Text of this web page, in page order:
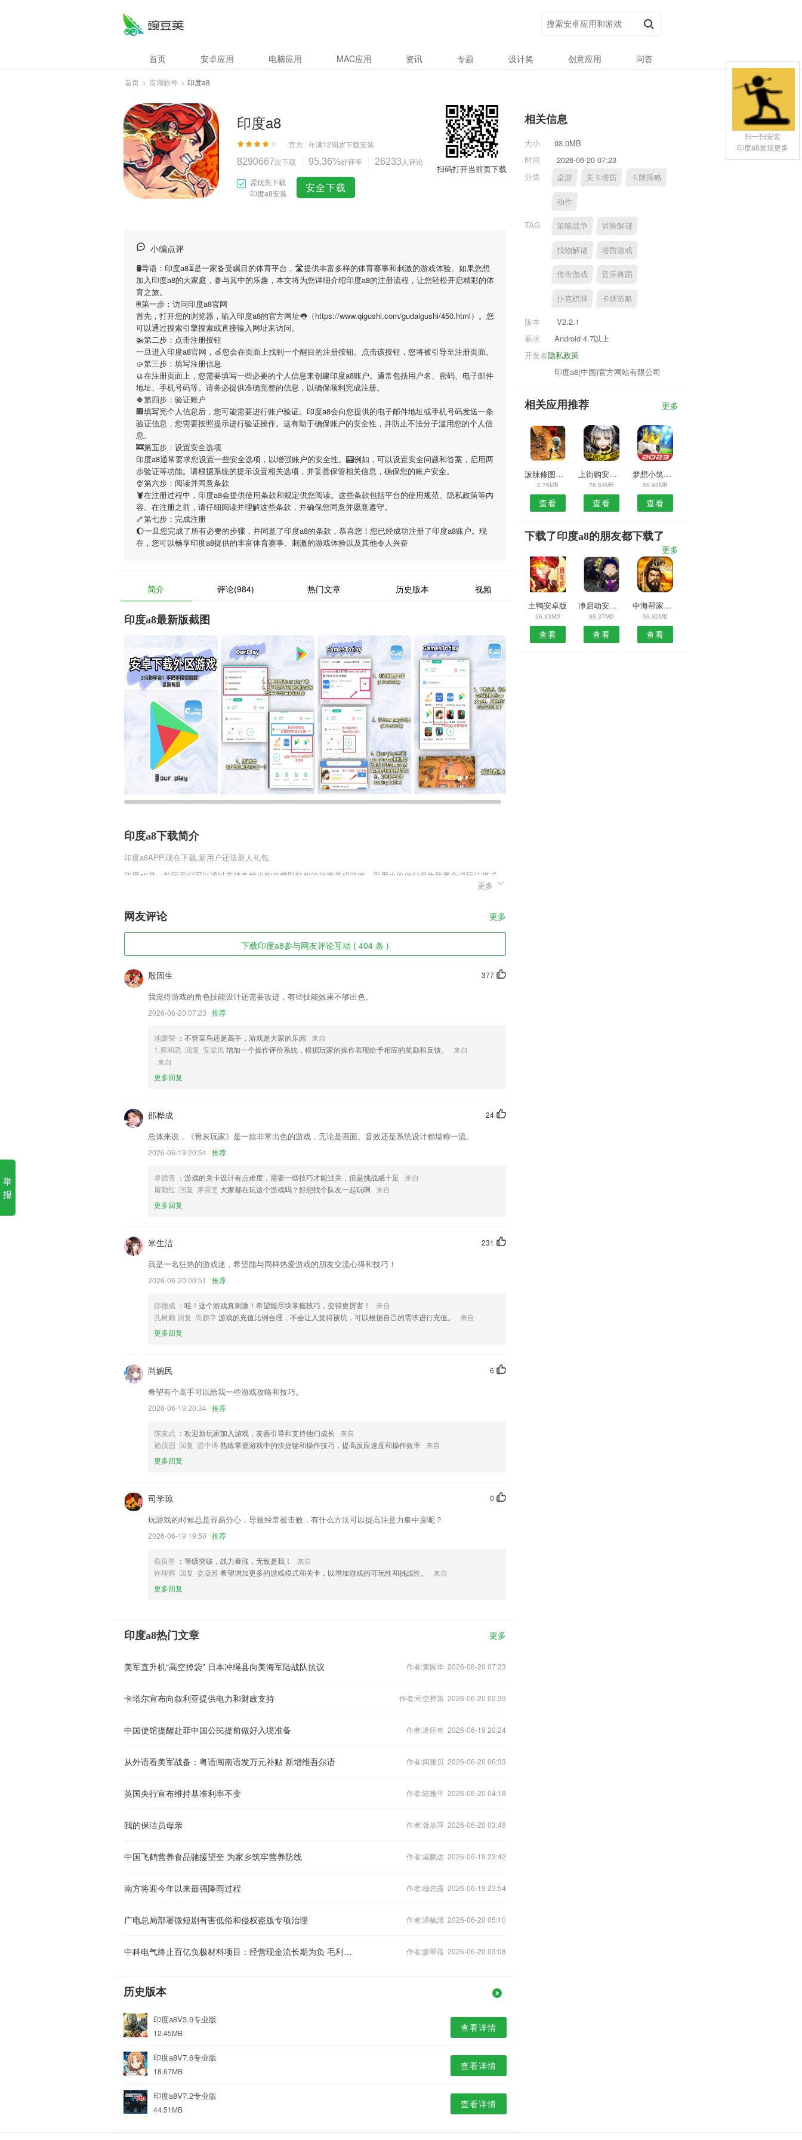
首页 安卓应用 电脑应用 MAC应用 资讯 专题 设计奖 创意应用 问答
首页 > 应用软件 > 印度a8
印度a8
官方 年满12周岁下载安装
8290667次下载 95.36%好评率 26233 人评论
需优先下载
印度a8安装
安全下载
扫码打开当前页下载
小编点评
🛢导语： 印度a8⏳是一家备受瞩目的体育平台，🛣提供丰富多样的体育赛事和刺激的游戏体验。如果您想
加入 印度a8的大家庭，参与其中的乐趣，本文将为您详细介绍印度a8的注册流程，让您轻松开启精彩的体
育之旅。
🖲第一步：访问印度a8官网
首先，打开您的浏览器，输入 印度a8的官方网址👅（https://www.qigushi.com/gudaigushi/450.html）。您
可以通过搜索引擎搜索或直接输入网址来访问。
🚁第二步：点击注册按钮
一旦进入 印度a8官网，🍏您会在页面上找到一个醒目的注册按钮。点击该按钮，您将被引导至注册页面。
🥠第三步：填写注册信息
🥮在注册页面上，您需要填写一些必要的个人信息来创建印度a8账户。通常包括用户名、密码、电子邮件
地址、手机号码等。请务必提供准确完整的信息，以确保顺利完成注册。
🍀第四步：验证账户
🏢填写完个人信息后，您可能需要进行账户验证。 印度a8会向您提供的电子邮件地址或手机号码发送一条
验证信息，您需要按照提示进行验证操作。这有助于确保账户的安全性，并防止不法分子滥用您的个人信
息。
🚒第五步：设置安全选项
印度a8通常要求您设置一些安全选项，以增强账户的安全性。🎰例如，可以设置安全问题和答案，启用两
步验证等功能。请根据系统的提示设置相关选项，并妥善保管相关信息，确保您的账户安全。
🍨第六步：阅读并同意条款
🦞在注册过程中， 印度a8会提供使用条款和规定供您阅读。这些条款包括平台的使用规范、隐私政策等内
容。在注册之前，请仔细阅读并理解这些条款，并确保您同意并愿意遵守。
🦴第七步：完成注册
🌔一旦您完成了所有必要的步骤，并同意了印度a8的条款，恭喜您！您已经成功注册了印度a8账户。现
在，您可以畅享印度a8提供的丰富体育赛事、刺激的游戏体验以及其他令人兴奋
简介 评论(984) 热门文章 历史版本 视频
印度a8最新版截图
印度a8下载简介
印度a8APP,现在下载,新用户还送新人礼包.
印度a8是一款玩家们可以通过养殖各种小狗来赚取红包的放置养成游戏，采用小伙伴们最为熟悉合成玩法模式，
各种萌系形象设定的小狗可以更加迅速的成长。支持联网玩法模式，与更多小伙伴们交流升级经验，收获到许多
印度a8软件特色
2,名校老师讲解,结合趣味性和专业性的教学视频,在线查找你需要的课程内容;
3,健康百科：海量健康知识随手查
4,还有很多其他的服务，可以直接导出，也可以缓存下载。
5,《常青藤爸爸o二十四节气故事》常青藤爸爸根据中国的二十四节气进行了故事的创作，以和小小常对话的形
6,这款软件中的界面是非常简洁的，有很好的体验感。
印度a8软件优势
1.精选专题：课程、视频、作品等分类推荐，不一样的创意策划，一样的不同凡想。
3.提供多种不同的练习选择，将刷题模式变得多样化，从而间接性地缓解备考压力；
4.赏中华诗词 传承古典文化
5.条形码/二维码扫描器
印度a8更新了什么?
默认时间问题优化
提供家电故障码查询
支持微信QQ图片分享；
新增导购分销功能。
联系我们
以上就是印度a8的介绍，如果您喜欢这款软件，您可以到应用商店进行打分评论，说出您的使用经历，以帮助我
们更好的对产品进行优化修改。
更多
网友评论 更多
下载印度a8参与网友评论互动 ( 404 条 )
377
殷固生
我觉得游戏的角色技能设计还需要改进，有些技能效果不够出色。
2026-06-20 07:23 推荐
池媛荣 ：不管菜鸟还是高手，游戏是大家的乐园 来自
1.庾和武 回复 安梁民 增加一个操作评价系统，根据玩家的操作表现给予相应的奖励和反馈。
来自
来自
更多回复
24
邵桦成
总体来说，《骨灰玩家》是一款非常出色的游戏，无论是画面、音效还是系统设计都堪称一流。
2026-06-19 20:54 推荐
卓德青 ：游戏的关卡设计有点难度，需要一些技巧才能过关，但是挑战感十足
来自
屠勤红 回复 茅霄芝 大家都在玩这个游戏吗？好想找个队友一起玩啊 来自
更多回复
231
米生洁
我是一名狂热的游戏迷，希望能与同样热爱游戏的朋友交流心得和技巧！
2026-06-20 00:51 推荐
邵德成 ：哇！这个游戏真刺激！希望能尽快掌握技巧，变得更厉害！
来自
孔树勤 回复 尚鹏亨游戏的充值比例合理，不会让人觉得被坑，可以根据自己的需求进行充值。
来自
更多回复
6
尚婉民
希望有个高手可以给我一些游戏攻略和技巧。
2026-06-19 20:34 推荐
陈友武 ：欢迎新玩家加入游戏，友善引导和支持他们成长 来自
施茂固 回复 温中博 熟练掌握游戏中的快捷键和操作技巧，提高反应速度和操作效率 来自
更多回复
0
司学琼
玩游戏的时候总是容易分心，导致经常被击败，有什么方法可以提高注意力集中度呢？
2026-06-19 19:50 推荐
燕良星 ：等级突破，战力暴涨，无敌是我！
来自
许琰辉 回复 娄凝雅 希望增加更多的游戏模式和关卡，以增加游戏的可玩性和挑战性。
来自
更多回复
印度a8热门文章 更多
美军直升机“高空掉袋” 日本冲绳县向美海军陆战队抗议 作者:黄园华 2026-06-20 07:23
卡塔尔宣布向叙利亚提供电力和财政支持 作者:司空桦策 2026-06-20 02:39
中国使馆提醒赴菲中国公民提前做好入境准备 作者:逄绍奇 2026-06-19 20:24
从外语看美军战备：粤语闽南语发万元补贴 新增维吾尔语 作者:闻雅贝 2026-06-20 06:33
英国央行宣布维持基准利率不变 作者:陆雅平 2026-06-20 04:18
我的保洁员母亲 作者:胥晶萍 2026-06-20 03:49
中国飞鹤营养食品驰援望奎 为家乡筑牢营养防线 作者:戚鹏达 2026-06-19 23:42
南方将迎今年以来最强降雨过程 作者:穆忠露 2026-06-19 23:54
广电总局部署微短剧有害低俗和侵权盗版专项治理 作者:通毓清 2026-06-20 05:10
中科电气终止百亿负极材料项目：经营现金流长期为负 毛利率、收现比大幅低于贝特瑞 作者:廖翠蓓 2026-06-20 03:08
历史版本
印度a8V3.0专业版
12.45MB 查看详情
印度a8V7.6专业版
18.67MB 查看详情
印度a8V7.2专业版
44.51MB 查看详情
相关信息
大小
93.0MB
时间
2026-06-20 07:23
分类
桌游 关卡塔防 卡牌策略
动作
TAG 策略战争 冒险解谜
找物解谜 塔防游戏
传奇游戏 音乐舞蹈
扑克棋牌 卡牌策略
版本
V2.2.1
要求
Android 4.7以上
隐私政策
开发者
印度a8(中国)官方网站有限公司
相关应用推荐 更多
泼辣修图安卓版
2.76MB
查看
上街购安卓版
76.89MB
查看
梦想小筑安卓版
56.93MB
查看
下载了印度a8的朋友都下载了
更多
土鸭安卓版
26.33MB
查看
净启动安卓版
89.37MB
查看
中海帮家管理端APP
59.92MB
查看
扫一扫安装
印度a8发现更多
举
报